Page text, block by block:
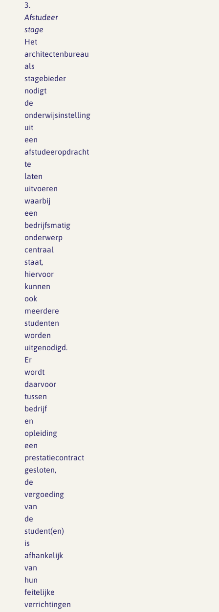
3.
Afstudeer
stage
Het
architectenbureau
als
stagebieder
nodigt
de
onderwijsinstelling
uit
een
afstudeeropdracht
te
laten
uitvoeren
waarbij
een
bedrijfsmatig
onderwerp
centraal
staat,
hiervoor
kunnen
ook
meerdere
studenten
worden
uitgenodigd.
Er
wordt
daarvoor
tussen
bedrijf
en
opleiding
een
prestatiecontract
gesloten,
de
vergoeding
van
de
student(en)
is
afhankelijk
van
hun
feitelijke
verrichtingen